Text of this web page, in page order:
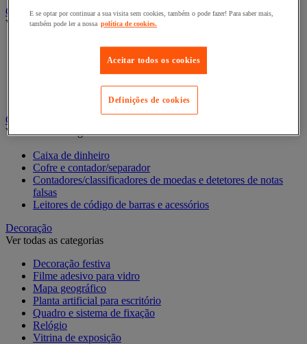
Classificação e arquivo
Ver todas as categorias
Acessórios de arquivo para o escritório
Pastas de arquivo, separadores e bolsas
Pastas e classificadores
Contagem e registo de valores
Ver todas as categorias
Caixa de dinheiro
Cofre e contador/separador
Contadores/classificadores de moedas e detetores de notas
falsas
Leitores de código de barras e acessórios
Decoração
Ver todas as categorias
Decoração festiva
Filme adesivo para vidro
Mapa geográfico
Planta artificial para escritório
Quadro e sistema de fixação
Relógio
Vitrina de exposição
E se optar por continuar a sua visita sem cookies, também o pode fazer! Para saber mais,
também pode ler a nossa política de cookies.
Aceitar todos os cookies
Definições de cookies